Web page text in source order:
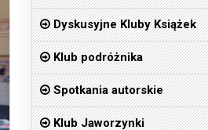
Dyskusyjne Kluby Książek
Klub podróżnika
Spotkania autorskie
Klub Jaworzynki